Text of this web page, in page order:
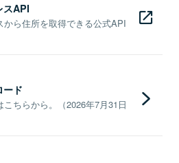
スAPI
ら住所を取得できる公式API
ード
ちらから。（2026年7月31日